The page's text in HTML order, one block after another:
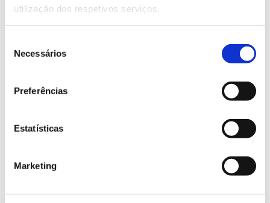
utilização dos respetivos serviços.
Necessários
Preferências
Estatísticas
Marketing
Genoma do priolo e de outras espécies em risco:
conhecer para conservar
02.07.2026
cidadãos chamados a ajudar